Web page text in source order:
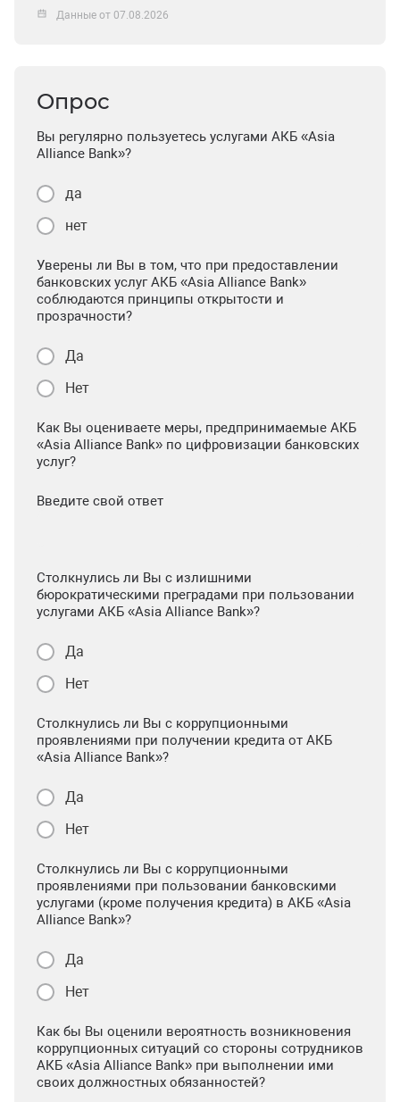
Данные от 07.08.2026
Опрос
Вы регулярно пользуетесь услугами АКБ «Asia
Alliance Bank»?
да
нет
Уверены ли Вы в том, что при предоставлении
банковских услуг АКБ «Asia Alliance Bank»
соблюдаются принципы открытости и
прозрачности?
Да
Нет
Как Вы оцениваете меры, предпринимаемые АКБ
«Asia Alliance Bank» по цифровизации банковских
услуг?
Введите свой ответ
Столкнулись ли Вы с излишними
бюрократическими преградами при пользовании
услугами АКБ «Asia Alliance Bank»?
Да
Нет
Столкнулись ли Вы с коррупционными
проявлениями при получении кредита от АКБ
«Asia Alliance Bank»?
Да
Нет
Столкнулись ли Вы с коррупционными
проявлениями при пользовании банковскими
услугами (кроме получения кредита) в АКБ «Asia
Alliance Bank»?
Да
Нет
Как бы Вы оценили вероятность возникновения
коррупционных ситуаций со стороны сотрудников
АКБ «Asia Alliance Bank» при выполнении ими
своих должностных обязанностей?